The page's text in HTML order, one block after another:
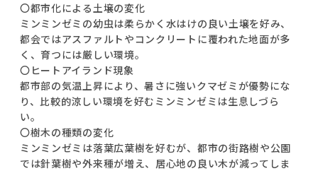
〇都市化による土壌の変化
ミンミンゼミの幼虫は柔らかく水はけの良い土壌を好み、
都会ではアスファルトやコンクリートに覆われた地面が多
く、育つには厳しい環境。
〇ヒートアイランド現象
都市部の気温上昇により、暑さに強いクマゼミが優勢にな
り、比較的涼しい環境を好むミンミンゼミは生息しづら
い。
〇樹木の種類の変化
ミンミンゼミは落葉広葉樹を好むが、都市の街路樹や公園
では針葉樹や外来種が増え、居心地の良い木が減ってしま